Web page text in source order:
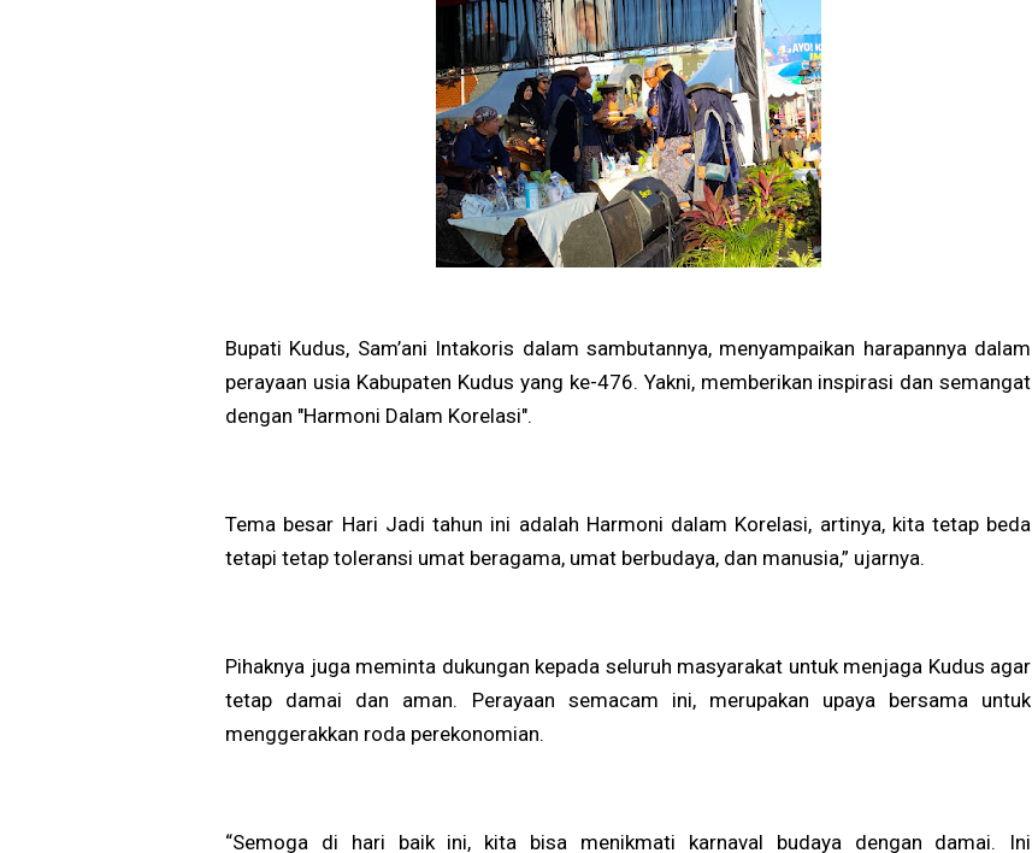
Bupati Kudus, Sam’ani Intakoris dalam sambutannya, menyampaikan harapannya dalam
perayaan usia Kabupaten Kudus yang ke-476. Yakni, memberikan inspirasi dan semangat
dengan "Harmoni Dalam Korelasi".
Tema besar Hari Jadi tahun ini adalah Harmoni dalam Korelasi, artinya, kita tetap beda
tetapi tetap toleransi umat beragama, umat berbudaya, dan manusia,” ujarnya.
Pihaknya juga meminta dukungan kepada seluruh masyarakat untuk menjaga Kudus agar
tetap damai dan aman. Perayaan semacam ini, merupakan upaya bersama untuk
menggerakkan roda perekonomian.
“Semoga di hari baik ini, kita bisa menikmati karnaval budaya dengan damai. Ini